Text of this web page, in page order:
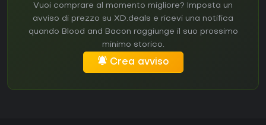
Vuoi comprare al momento migliore? Imposta un
avviso di prezzo su XD.deals e ricevi una notifica
quando Blood and Bacon raggiunge il suo prossimo
minimo storico.
Crea avviso